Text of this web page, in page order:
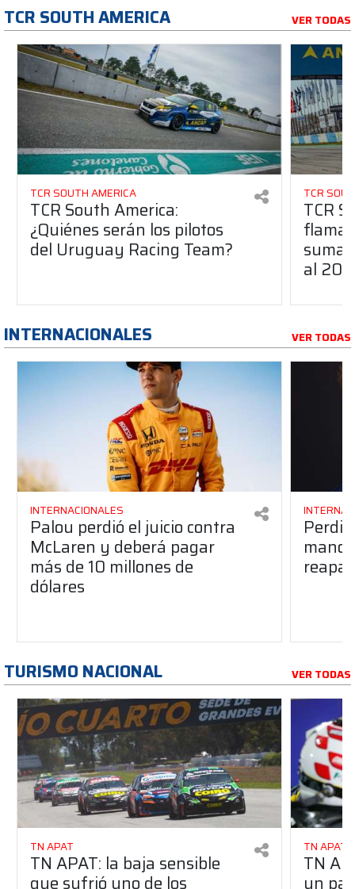
TCR SOUTH AMERICA VER TODAS
TCR SOUTH AMERICA
TCR South America:
¿Quiénes serán los pilotos
del Uruguay Racing Team?
TCR
TCR
suma
al
INTERNACIONALES VER TODAS
INTERNACIONALES
Palou perdió el juicio contra
McLaren y deberá pagar
más de 10 millones de
dólares
TURISMO NACIONAL VER TODAS
TN APAT
TN APAT: la baja sensible
que sufrió uno de los
TN APAT
TN
un